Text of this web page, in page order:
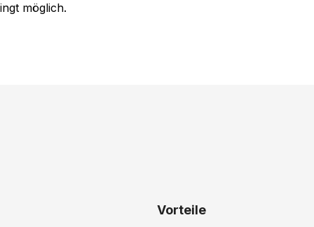
möglich.
Vorteile